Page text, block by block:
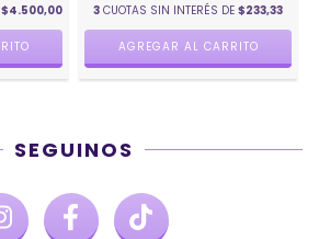
$4.500,00 3 CUOTAS SIN INTERÉS DE $233,33
SEGUINOS